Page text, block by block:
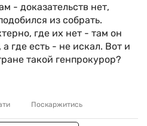
- доказательств нет,
из собрать.
где их нет - там он
где есть - не искал. Вот и
такой генпрокурор?
Поскаржитись